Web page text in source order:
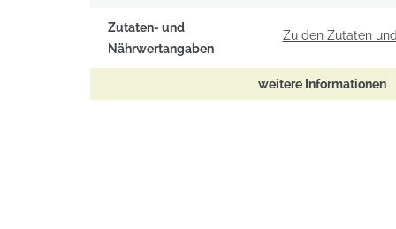
Zutaten- und
Nährwertangaben
Zu den Zutaten
weitere Informationen